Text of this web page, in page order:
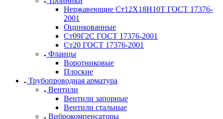
Нержавеющие Ст12Х18Н10Т ГОСТ 17376-
2001
Оцинкованные
Ст09Г2С ГОСТ 17376-2001
Ст20 ГОСТ 17376-2001
Фланцы
Воротниковые
Плоские
Трубопроводная арматура
Вентили
Вентили запорные
Вентили стальные
Виброкомпенсаторы